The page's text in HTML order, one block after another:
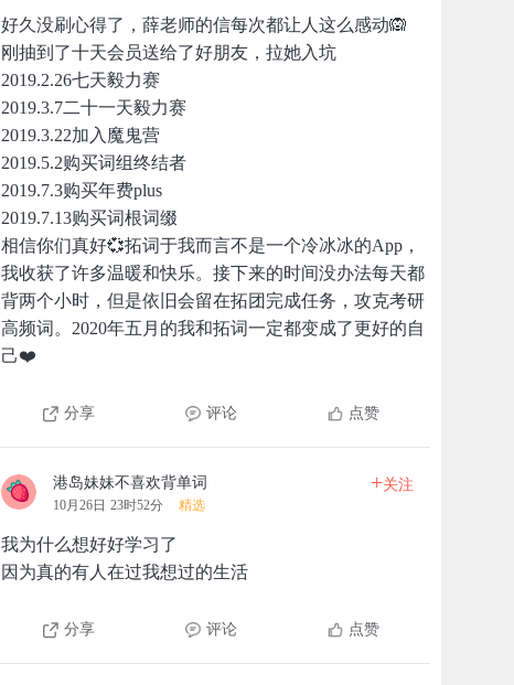
好久没刷心得了，薛老师的信每次都让人这么感动🙉
刚抽到了十天会员送给了好朋友，拉她入坑
2019.2.26七天毅力赛
2019.3.7二十一天毅力赛
2019.3.22加入魔鬼营
2019.5.2购买词组终结者
2019.7.3购买年费plus
2019.7.13购买词根词缀
相信你们真好💞拓词于我而言不是一个冷冰冰的App，
我收获了许多温暖和快乐。接下来的时间没办法每天都
背两个小时，但是依旧会留在拓团完成任务，攻克考研
高频词。2020年五月的我和拓词一定都变成了更好的自
己❤️
分享 评论 点赞
港岛妹妹不喜欢背单词
10月26日 23时52分 精选
+关注
我为什么想好好学习了
因为真的有人在过我想过的生活
分享 评论 点赞